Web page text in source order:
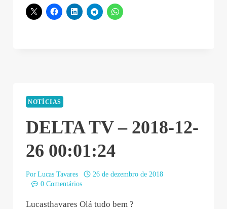
NOTÍCIAS
DELTA TV – 2018-12-
26 00:01:24
Por Lucas Tavares
26 de dezembro de 2018
0 Comentários
Lucasthavares Olá tudo bem ?